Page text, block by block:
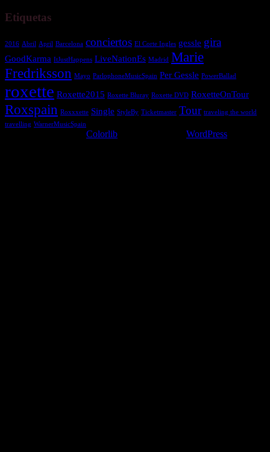
Etiquetas
2016 Abril April Barcelona conciertos El Corte Ingles gessle gira
GoodKarma ItJustHappens LiveNationEs Madrid Marie
Fredriksson Mayo ParlophoneMusicSpain Per Gessle PowerBallad
roxette Roxette2015 Roxette Bluray Roxette DVD RoxetteOnTour
Roxspain Roxxxette Single StyleBy Ticketmaster Tour traveling the world
travelling WarnerMusicSpain
Colorlib WordPress